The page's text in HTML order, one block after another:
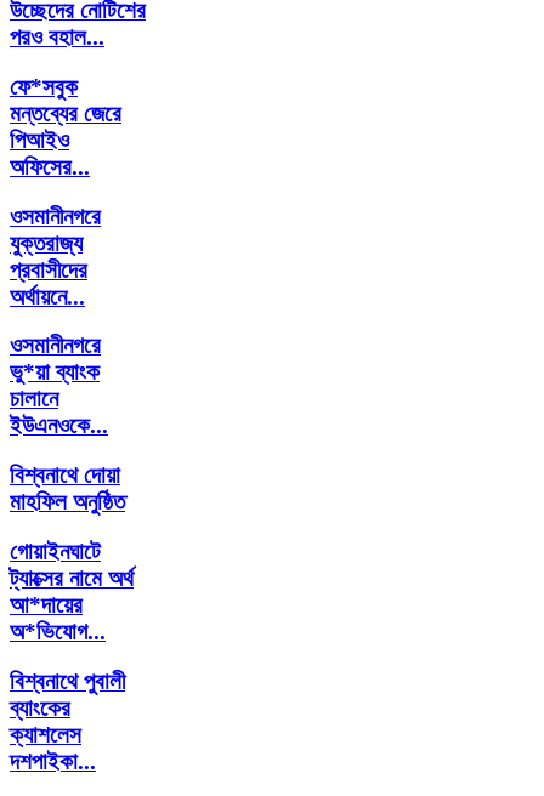
উচ্ছেদের নোটিশের
পরও বহাল...
ফে*সবুক
মন্তব্যের জেরে
পিআইও
অফিসের...
ওসমানীনগরে
যুক্তরাজ্য
প্রবাসীদের
অর্থায়নে...
ওসমানীনগরে
ভু*য়া ব্যাংক
চালানে
ইউএনওকে...
বিশ্বনাথে দোয়া
মাহফিল অনুষ্ঠিত
গোয়াইনঘাটে
ট্যাক্সের নামে অর্থ
আ*দায়ের
অ*ভিযোগ...
বিশ্বনাথে পুবালী
ব্যাংকের
ক্যাশলেস
দশপাইকা...